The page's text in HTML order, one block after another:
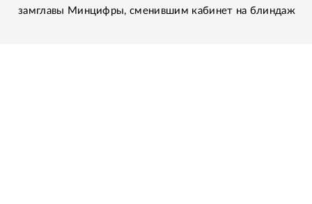
замглавы Минцифры, сменившим кабинет на блиндаж